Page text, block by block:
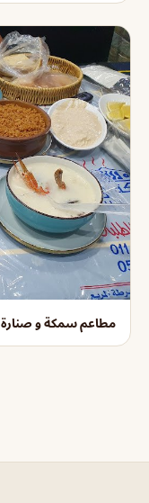
مطاعم سمكة و صنارة